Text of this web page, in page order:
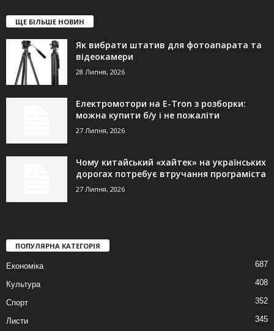
ЩЕ БІЛЬШЕ НОВИН
Як вибрати штатив для фотоапарата та
відеокамери
28 Липня, 2026
Електромотори на E-Tron з розборки:
можна купити б/у і не пожаліти
27 Липня, 2026
Чому китайський «хайтек» на українських
дорогах потребує втручання програміста
27 Липня, 2026
ПОПУЛЯРНА КАТЕГОРІЯ
Економіка 687
Культура 408
Спорт 352
Листи 345